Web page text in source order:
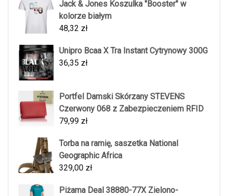
Jack & Jones Koszulka "Booster" w
kolorze białym
48,32 zł
Unipro Bcaa X Tra Instant Cytrynowy 300G
36,35 zł
Portfel Damski Skórzany STEVENS
Czerwony 068 z Zabezpieczeniem RFID
79,99 zł
Torba na ramię, saszetka National
Geographic Africa
329,00 zł
Piżama Deal 38880-77X Zielono-